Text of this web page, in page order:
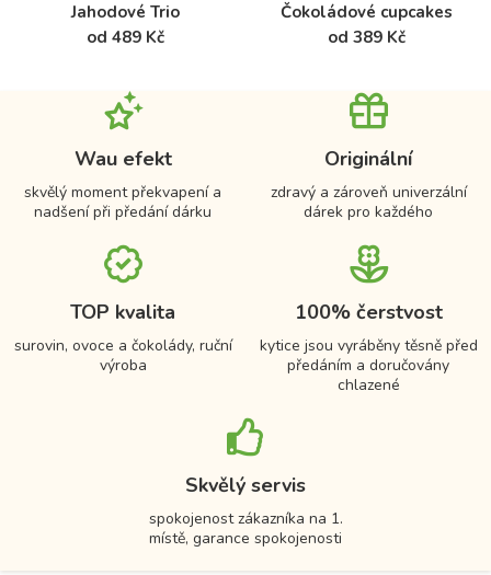
Jahodové Trio
od 489 Kč
Čokoládové cupcakes
od 389 Kč
Wau efekt
skvělý moment překvapení a
nadšení při předání dárku
Originální
zdravý a zároveň univerzální
dárek pro každého
TOP kvalita
surovin, ovoce a čokolády, ruční
výroba
100% čerstvost
kytice jsou vyráběny těsně před
předáním a doručovány
chlazené
Skvělý servis
spokojenost zákazníka na 1.
místě, garance spokojenosti